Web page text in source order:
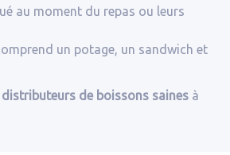
au moment du repas ou leurs
un potage, un sandwich et
distributeurs de boissons saines à